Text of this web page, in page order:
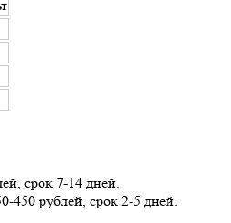
срок 7-14 дней.
450 рублей, срок 2-5 дней.